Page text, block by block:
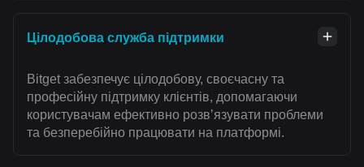
Цілодобова служба підтримки
Bitget забезпечує цілодобову, своєчасну та
професійну підтримку клієнтів, допомагаючи
користувачам ефективно розвʼязувати проблеми
та безперебійно працювати на платформі.